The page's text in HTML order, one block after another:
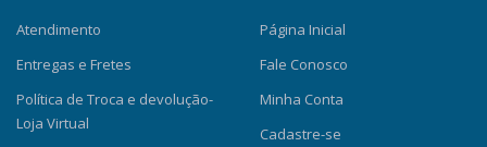
Atendimento
Entregas e Fretes
Política de Troca e devolução-
Loja Virtual
Página Inicial
Fale Conosco
Minha Conta
Cadastre-se